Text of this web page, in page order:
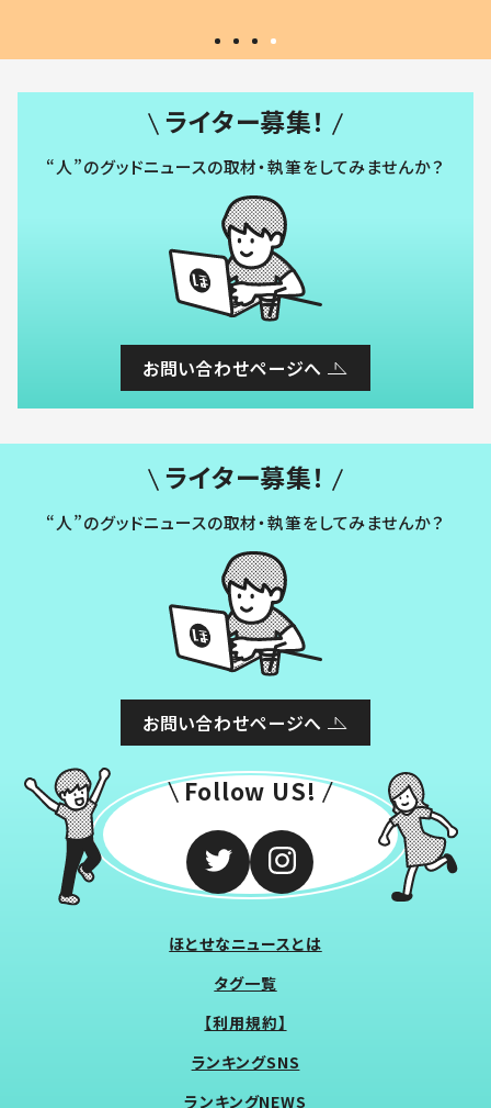
ライター募集！
“人”のグッドニュースの取材・執筆をしてみませんか？
お問い合わせページへ
ライター募集！
“人”のグッドニュースの取材・執筆をしてみませんか？
お問い合わせページへ
Follow US!
ほとせなニュースとは
タグ一覧
【利用規約】
ランキングSNS
ランキングNEWS